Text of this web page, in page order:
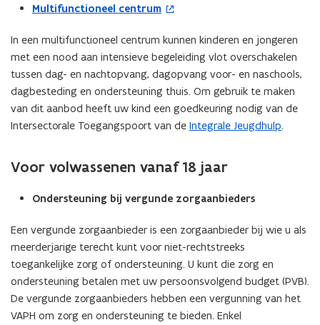
Multifunctioneel centrum
(
p
e
n
t
i
n
i
u
v
e
n
s
t
e
In een multifunctioneel centrum kunnen kinderen en jongeren
met een nood aan intensieve begeleiding vlot overschakelen
tussen dag- en nachtopvang, dagopvang voor- en naschools,
dagbesteding en ondersteuning thuis. Om gebruik te maken
van dit aanbod heeft uw kind een goedkeuring nodig van de
Intersectorale Toegangspoort van de Integrale Jeugdhulp.
Voor volwassenen vanaf 18 jaar
Ondersteuning bij vergunde zorgaanbieders
Een vergunde zorgaanbieder is een zorgaanbieder bij wie u als
meerderjarige terecht kunt voor niet-rechtstreeks
toegankelijke zorg of ondersteuning. U kunt die zorg en
ondersteuning betalen met uw persoonsvolgend budget (PVB).
De vergunde zorgaanbieders hebben een vergunning van het
VAPH om zorg en ondersteuning te bieden. Enkel